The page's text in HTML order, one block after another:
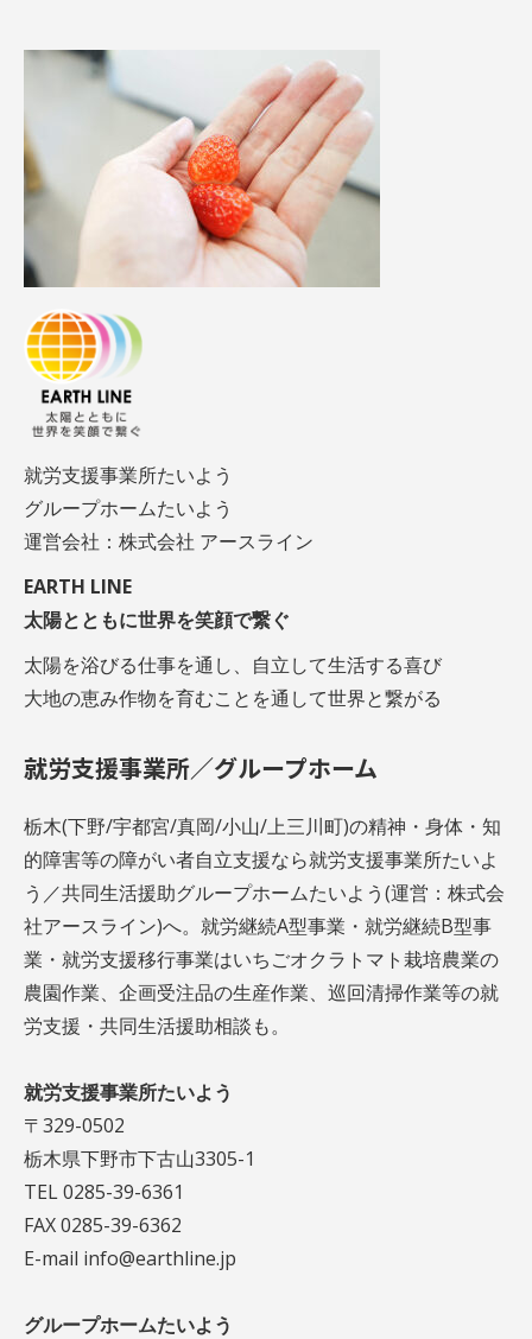
就労支援事業所たいよう
グループホームたいよう
運営会社：株式会社 アースライン
EARTH LINE
太陽とともに世界を笑顔で繋ぐ
太陽を浴びる仕事を通し、自立して生活する喜び
大地の恵み作物を育むことを通して世界と繋がる
就労支援事業所／グループホーム
栃木(下野/宇都宮/真岡/小山/上三川町)の精神・身体・知
的障害等の障がい者自立支援なら就労支援事業所たいよ
う／共同生活援助グループホームたいよう(運営：株式会
社アースライン)へ。就労継続A型事業・就労継続B型事
業・就労支援移行事業はいちごオクラトマト栽培農業の
農園作業、企画受注品の生産作業、巡回清掃作業等の就
労支援・共同生活援助相談も。
就労支援事業所たいよう
〒329-0502
栃木県下野市下古山3305-1
TEL 0285-39-6361
FAX 0285-39-6362
E-mail info@earthline.jp
グループホームたいよう